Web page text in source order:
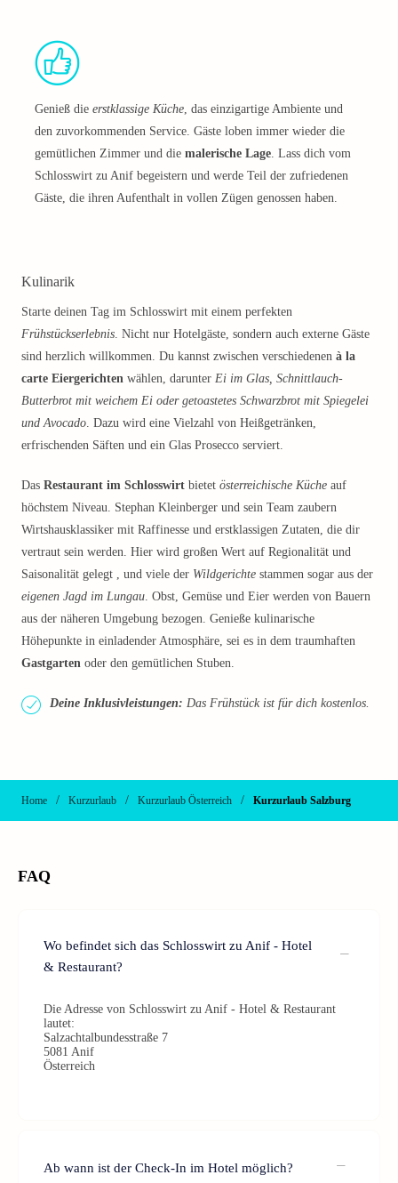
Genieß die erstklassige Küche, das einzigartige Ambiente und
den zuvorkommenden Service. Gäste loben immer wieder die
gemütlichen Zimmer und die malerische Lage. Lass dich vom
Schlosswirt zu Anif begeistern und werde Teil der zufriedenen
Gäste, die ihren Aufenthalt in vollen Zügen genossen haben.
Kulinarik
Starte deinen Tag im Schlosswirt mit einem perfekten
Frühstückserlebnis. Nicht nur Hotelgäste, sondern auch externe Gäste
sind herzlich willkommen. Du kannst zwischen verschiedenen à la
carte Eiergerichten wählen, darunter Ei im Glas, Schnittlauch-
Butterbrot mit weichem Ei oder getoastetes Schwarzbrot mit Spiegelei
und Avocado. Dazu wird eine Vielzahl von Heißgetränken,
erfrischenden Säften und ein Glas Prosecco serviert.
Das Restaurant im Schlosswirt bietet österreichische Küche auf
höchstem Niveau. Stephan Kleinberger und sein Team zaubern
Wirtshausklassiker mit Raffinesse und erstklassigen Zutaten, die dir
vertraut sein werden. Hier wird großen Wert auf Regionalität und
Saisonalität gelegt , und viele der Wildgerichte stammen sogar aus der
eigenen Jagd im Lungau. Obst, Gemüse und Eier werden von Bauern
aus der näheren Umgebung bezogen. Genieße kulinarische
Höhepunkte in einladender Atmosphäre, sei es in dem traumhaften
Gastgarten oder den gemütlichen Stuben.
Deine Inklusivleistungen: Das Frühstück ist für dich kostenlos.
Home / Kurzurlaub / Kurzurlaub Österreich / Kurzurlaub Salzburg
FAQ
Wo befindet sich das Schlosswirt zu Anif - Hotel
& Restaurant?
Die Adresse von Schlosswirt zu Anif - Hotel & Restaurant
lautet:
Salzachtalbundesstraße 7
5081 Anif
Österreich
Ab wann ist der Check-In im Hotel möglich?